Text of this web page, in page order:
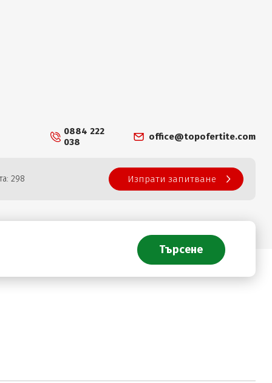
0884 222
038
office@topofertite.com
298 Изпрати запитване